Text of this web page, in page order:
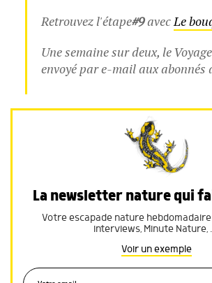
Retrouvez l'étape#9avecLe
Une semaine sur deux, le
envoyé par e-mail aux abonnés
La newsletter nature qui
Votre escapade nature
interviews, Minute
Voir un exemple